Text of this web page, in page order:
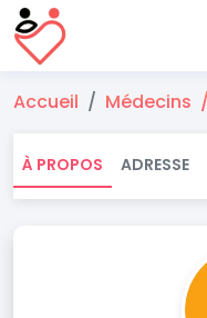
Accueil Médecins
À PROPOS ADRESSE